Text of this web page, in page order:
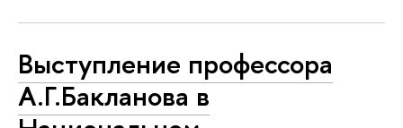
Выступление профессора
А.Г.Бакланова в